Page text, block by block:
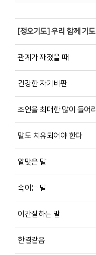
[정오기도] 우리 함께 기
관계가 깨졌을 때
건강한 자기비판
조언을 최대한 많이 들어
말도 치유되어야 한다
알맞은 말
속이는 말
이간질하는 말
한결같음